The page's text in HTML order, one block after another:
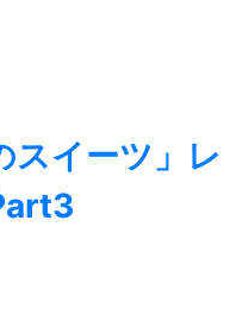
スイーツ」レ